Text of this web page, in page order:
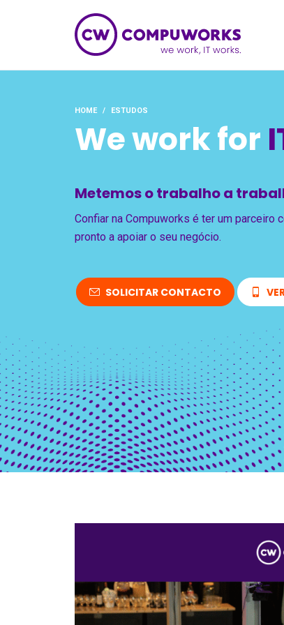
Você está aqui:
HOME ESTUDOS
We work for
Metemos o trabalho a
Confiar na Compuworks é ter um parceiro
pronto a apoiar o seu negócio.
SOLICITAR CONTACTO